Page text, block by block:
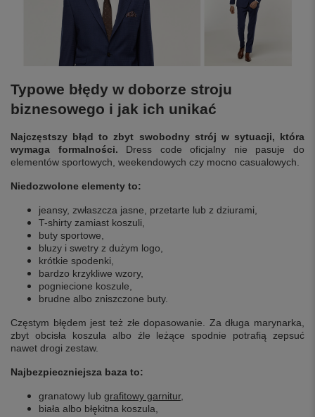
Typowe błędy w doborze stroju
biznesowego i jak ich unikać
Najczęstszy błąd to zbyt swobodny strój w sytuacji, która
wymaga formalności. Dress code oficjalny nie pasuje do
elementów sportowych, weekendowych czy mocno casualowych.
Niedozwolone elementy to:
jeansy, zwłaszcza jasne, przetarte lub z dziurami,
T-shirty zamiast koszuli,
buty sportowe,
bluzy i swetry z dużym logo,
krótkie spodenki,
bardzo krzykliwe wzory,
pogniecione koszule,
brudne albo zniszczone buty.
Częstym błędem jest też złe dopasowanie. Za długa marynarka,
zbyt obcisła koszula albo źle leżące spodnie potrafią zepsuć
nawet drogi zestaw.
Najbezpieczniejsza baza to:
granatowy lub grafitowy garnitur,
biała albo błękitna koszula,